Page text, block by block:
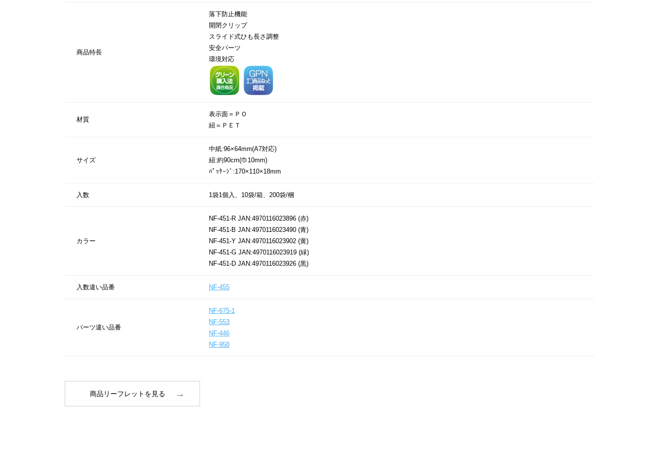
商品特長
落下防止機能
開閉クリップ
スライド式ひも長さ調整
安全パーツ
環境対応
材質
表示面＝ＰＯ
紐＝ＰＥＴ
サイズ
中紙:96×64mm(A7対応)
紐:約90cm(巾10mm)
ﾊﾟｯｹｰｼﾞ:170×110×18mm
入数 1袋1個入、10袋/箱、200袋/梱
カラー
NF-451-R JAN:4970116023896 (赤)
NF-451-B JAN:4970116023490 (青)
NF-451-Y JAN:4970116023902 (黄)
NF-451-G JAN:4970116023919 (緑)
NF-451-D JAN:4970116023926 (黒)
入数違い品番 NF-455
パーツ違い品番
NF-675-1
NF-553
NF-446
NF-958
商品リーフレットを見る